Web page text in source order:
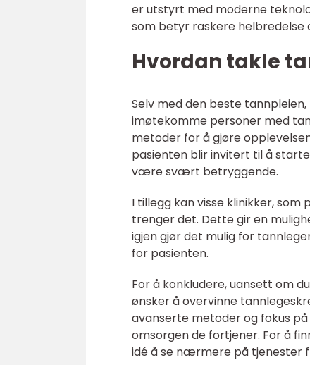
er utstyrt med moderne
som betyr raskere helbredelse
Hvordan takle
Selv med den beste
imøtekomme personer med
metoder for å gjøre
pasienten blir invitert til å
være svært betryggende.
I tillegg kan visse klinikker,
trenger det. Dette gir en
igjen gjør det mulig for
for pasienten.
For å konkludere, uansett om
ønsker å overvinne
avanserte metoder og fokus
omsorgen de fortjener. For å
idé å se nærmere på tjenester